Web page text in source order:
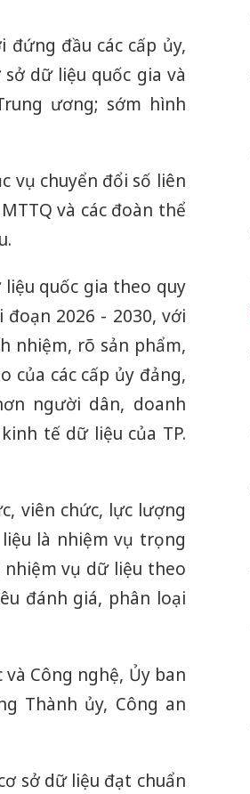
đứng đầu các cấp ủy,
dữ liệu quốc gia và
ương; sớm hình
vụ chuyển đổi số liên
và các đoàn thể
quốc gia theo quy
đoạn 2026 - 2030, với
nhiệm, rõ sản phẩm,
của các cấp ủy đảng,
người dân, doanh
tế dữ liệu của TP.
viên chức, lực lượng
là nhiệm vụ trọng
vụ dữ liệu theo
đánh giá, phân loại
Công nghệ, Ủy ban
Thành ủy, Công an
sở dữ liệu đạt chuẩn